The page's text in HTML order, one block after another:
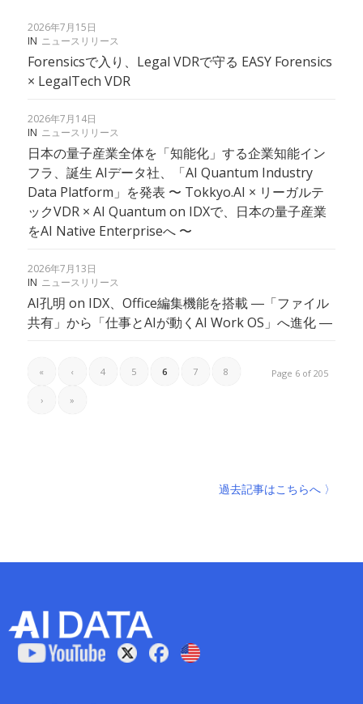
2026年7月15日
IN ニュースリリース
Forensicsで入り、Legal VDRで守る EASY Forensics
× LegalTech VDR
2026年7月14日
IN ニュースリリース
日本の量子産業全体を「知能化」する企業知能イン
フラ、誕生 AIデータ社、「AI Quantum Industry
Data Platform」を発表 〜 Tokkyo.AI × リーガルテ
ックVDR × AI Quantum on IDXで、日本の量子産業
をAI Native Enterpriseへ 〜
2026年7月13日
IN ニュースリリース
AI孔明 on IDX、Office編集機能を搭載 ―「ファイル
共有」から「仕事とAIが動くAI Work OS」へ進化 ―
Page 6 of 205
« ‹ 4 5 6 7 8
› »
過去記事はこちらへ 〉